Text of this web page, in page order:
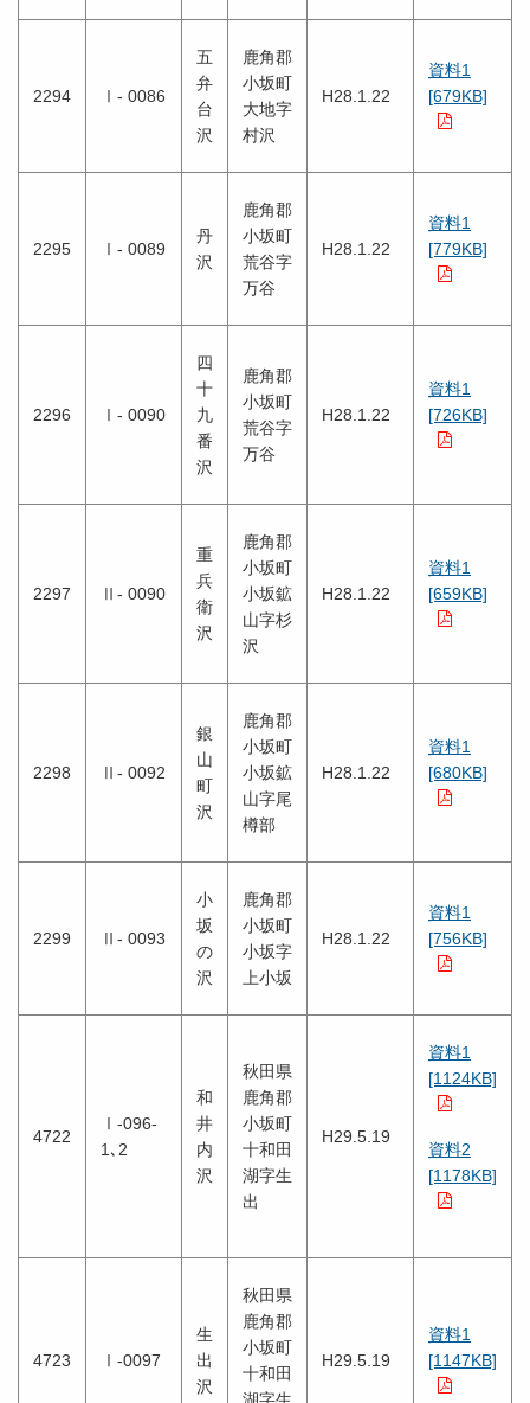
2294 Ⅰ- 0086
五
弁
台
沢
鹿角郡
小坂町
大地字
村沢
H28.1.22
資料1
[679KB]
2295 Ⅰ- 0089
丹
沢
鹿角郡
小坂町
荒谷字
万谷
H28.1.22
資料1
[779KB]
2296 Ⅰ- 0090
四
十
九
番
沢
鹿角郡
小坂町
荒谷字
万谷
H28.1.22
資料1
[726KB]
2297 Ⅱ- 0090
重
兵
衛
沢
鹿角郡
小坂町
小坂鉱
山字杉
沢
H28.1.22
資料1
[659KB]
2298 Ⅱ- 0092
銀
山
町
沢
鹿角郡
小坂町
小坂鉱
山字尾
樽部
H28.1.22
資料1
[680KB]
2299 Ⅱ- 0093
小
坂
の
沢
鹿角郡
小坂町
小坂字
上小坂
H28.1.22
資料1
[756KB]
4722
Ⅰ-096-
1､2
和
井
内
沢
秋田県
鹿角郡
小坂町
十和田
湖字生
出
H29.5.19
資料1
[1124KB]
資料2
[1178KB]
4723 Ⅰ-0097
生
出
沢
秋田県
鹿角郡
小坂町
十和田
H29.5.19
資料1
[1147KB]